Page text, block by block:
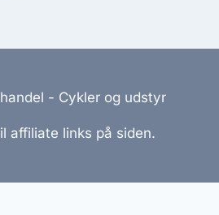
- Cykler og udstyr
affiliate links på siden.